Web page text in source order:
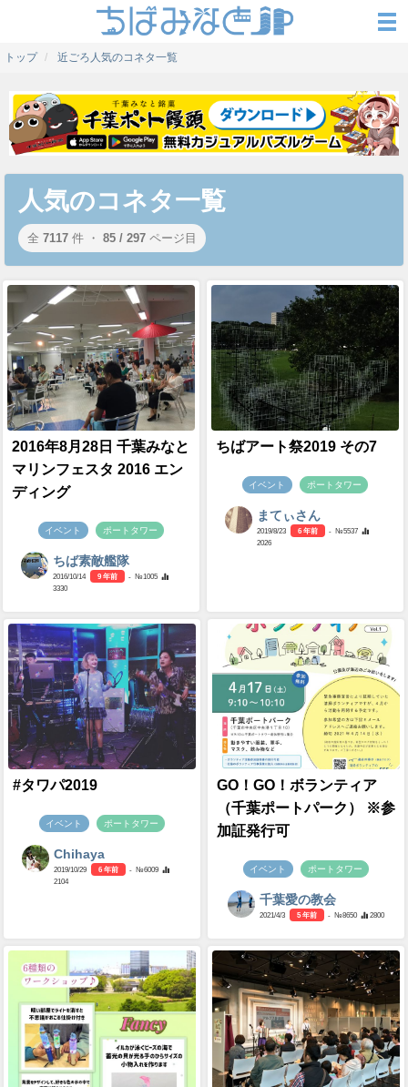
トップ 近ごろ人気のコネタ一覧
人気のコネタ一覧
全 7117 件 ・ 85 / 297 ページ目
2016年8月28日 千葉みなと
マリンフェスタ 2016 エン
ディング
イベント ポートタワー
ちば素敵艦隊
2016/10/14 9 年前
- №1005
3330
ちばアート祭2019 その7
イベント ポートタワー
まてぃさん
2019/8/23 6 年前
- №5537
2026
#タワパ2019
イベント ポートタワー
Chihaya
2019/10/29 6 年前
- №6009
2104
GO！GO！ボランティア
（千葉ポートパーク） ※参
加証発行可
イベント ポートタワー
千葉愛の教会
2021/4/3 5 年前 - №8650 2800